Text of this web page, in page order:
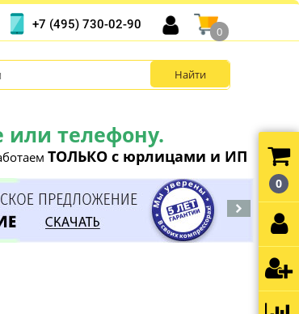
телефону.
ТОЛЬКО с юрлицами и ИП
+7 (495) 730-02-90
0
0